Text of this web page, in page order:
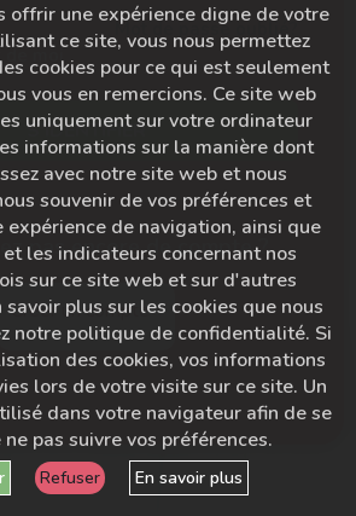
de moi
Mot de passe oublié?
S'IDENTIFIER
pas encore de compte ?
Créer un compte
offrir une expérience digne de votre
ce site, vous nous permettez
cookies pour ce qui est seulement
vous en remercions. Ce site web
uniquement sur votre ordinateur
informations sur la manière dont
avec notre site web et nous
souvenir de vos préférences et
de navigation, ainsi que
les indicateurs concernant nos
sur ce site web et sur d'autres
plus sur les cookies que nous
notre politique de confidentialité. Si
des cookies, vos informations
lors de votre visite sur ce site. Un
dans votre navigateur afin de se
pas suivre vos préférences.
Refuser En savoir plus